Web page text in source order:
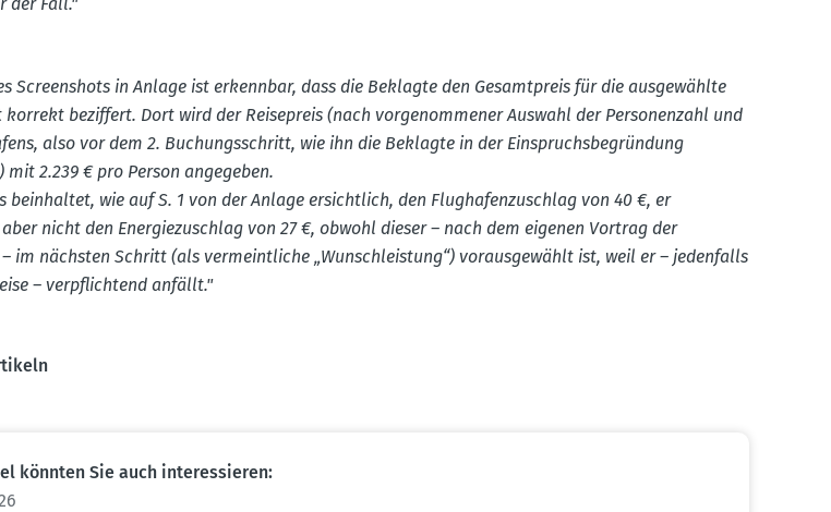
Screen­shots in Anlage ist erkennbar, dass die Beklagte den Gesamt­preis für die ausge­wählte
korrekt beziffert. Dort wird der Reise­preis (nach vorge­nom­mener Auswahl der Perso­nenzahl und
also vor dem 2. Buchungs­schritt, wie ihn die Beklagte in der Einspruchs­be­gründung
mit 2.239 € pro Person angegeben.
beinhaltet, wie auf S. 1 von der Anlage ersichtlich, den Flugha­fen­zu­schlag von 40 €, er
nicht den Energie­zu­schlag von 27 €, obwohl dieser – nach dem eigenen Vortrag der
im nächsten Schritt (als vermeint­liche „Wunsch­leistung“) vorausge­wählt ist, weil er – jeden­falls
– verpflichtend anfällt."
könnten Sie auch inter­es­sieren: